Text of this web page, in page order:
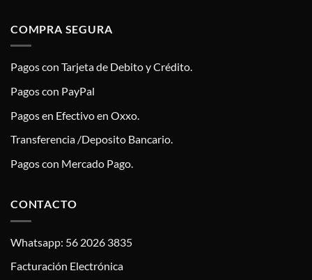
COMPRA SEGURA
Pagos con Tarjeta de Debito y Crédito.
Pagos con PayPal
Pagos en Efectivo en Oxxo.
Transferencia /Deposito Bancario.
Pagos con Mercado Pago.
CONTACTO
Whatsapp: 56 2026 3835
Facturación Electrónica